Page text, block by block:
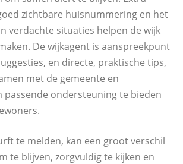
zichtbare huisnummering en het
verdachte situaties helpen de wijk
De wijkagent is aanspreekpunt
en directe, praktische tips,
met de gemeente en
passende ondersteuning te bieden
te melden, kan een groot verschil
te blijven, zorgvuldig te kijken en